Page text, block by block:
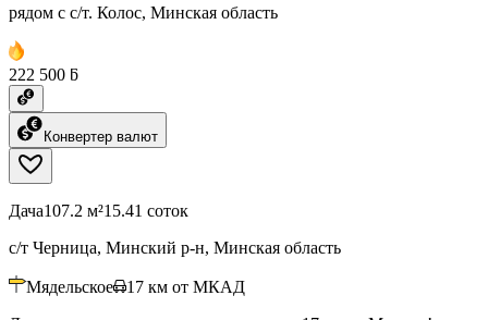
рядом с с/т. Колос, Минская область
222 500 ƃ
Конвертер валют
Дача107.2 м²15.41 соток
с/т Черница, Минский р-н, Минская область
Мядельское 17 км от МКАД